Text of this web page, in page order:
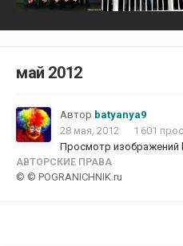
май 2012
Автор batyanya9
28 мая, 2012
1 601
Просмотр изображений
АВТОРСКИЕ ПРАВА
© © POGRANICHNIK.ru